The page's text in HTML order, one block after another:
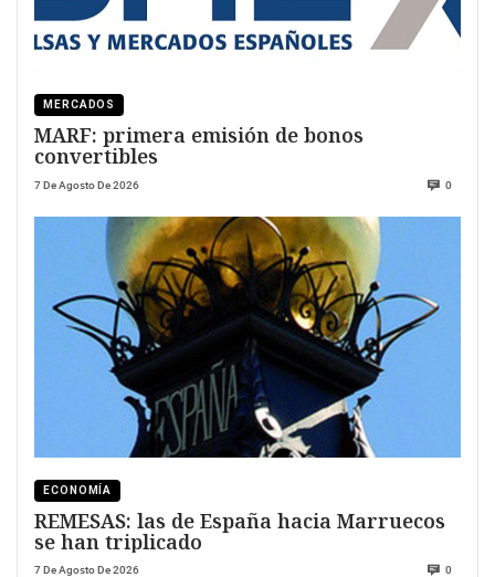
MERCADOS
MARF: primera emisión de bonos
convertibles
7 De Agosto De 2026 0
ECONOMÍA
REMESAS: las de España hacia Marruecos
se han triplicado
7 De Agosto De 2026 0